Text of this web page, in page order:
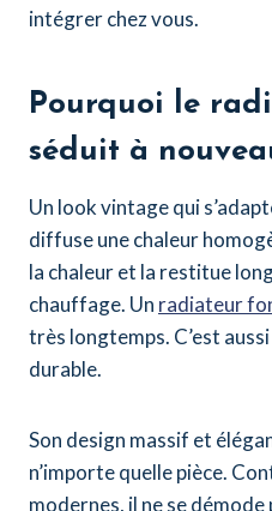
intégrer chez vous.
Pourquoi le
séduit à
Un look vintage qui
diffuse une chaleur
la chaleur et la restitue
chauffage. Un radiateur
très longtemps. C’est
durable.
Son design massif et
n’importe quelle pièce.
modernes, il ne se démode